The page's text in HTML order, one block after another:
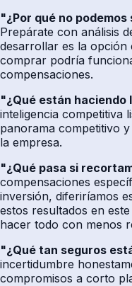
"¿Por qué no
Prepárate con análisis
desarrollar es la
comprar podría
compensaciones.
"¿Qué están
inteligencia competitiva
panorama competitivo
la empresa.
"¿Qué pasa si
compensaciones
inversión, diferiríamos
estos resultados en
hacer todo con menos
"¿Qué tan seguros
incertidumbre
compromisos a corto